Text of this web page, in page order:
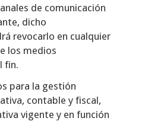
de comunicación
dicho
revocarlo en cualquier
los medios
fin.
para la gestión
contable y fiscal,
vigente y en función